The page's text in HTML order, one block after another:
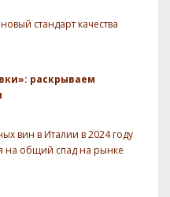
стандарт качества
раскрываем
вин в Италии в 2024 году
на общий спад на рынке